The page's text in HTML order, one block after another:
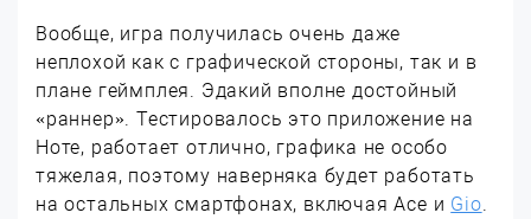
Вообще, игра получилась очень даже
неплохой как с графической стороны, так и в
плане геймплея. Эдакий вполне достойный
«раннер». Тестировалось это приложение на
Ноте, работает отлично, графика не особо
тяжелая, поэтому наверняка будет работать
на остальных смартфонах, включая Ace и Gio